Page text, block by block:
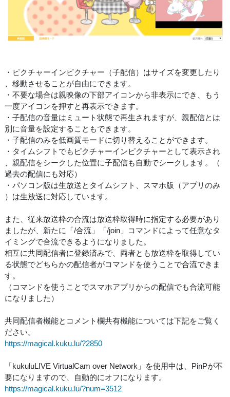
・ピクチャーインピクチャー（子配信）はサイズを変更したり
、移動させることが自由にできます。
・不要な場合は親映像の下部アイコンから非表示にでき、もう
一度アイコンを押すと再表示できます。
・子配信の音量はミュート状態で再生されますが、親配信とは
別に音量を設定することもできます。
・子配信のみを低画質モードに切り替えることができます。
・タイムシフトでもピクチャーインピクチャーとして表示され
、親配信をシークした位置に子配信も自動でシークします。（
過去の配信にも対応）
・パソコン版は生放送とタイムシフト、スマホ版（アプリのみ
）は生放送に対応しています。
また、従来放送枠の合流は放送枠取得時に指定する必要があり
ましたが、新たに「/合流」「/join」コマンドによって任意なタ
イミングで合流できるようになりました。
相互に共同配信者に登録済みで、両者とも放送枠を取得してい
る状態でどちらかの配信者がコマンドを使うことで合流できま
す。
（コマンドを使うことでスマホアプリからの配信でも合流可能
になりました）
共同配信者機能とコメント欄共有機能については下記をご覧く
ださい。
https://magical.kuku.lu/?2850
「kukuluLIVE VirtualCam over Network」を使用中は、PinPが不
要になりますので、自動的にオフになります。
https://magical.kuku.lu/?num=3512